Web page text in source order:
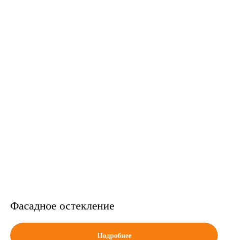
Фасадное остекление
Подробнее